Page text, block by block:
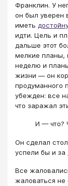
Франклин. У
он был уверен
иметь
идти. Цель и
дальше этот
мелкие планы,
неделю и
жизни — он
продуманного
убежден: все
что заражал
И — что?
Он сделал
успели бы и за
Все
жаловаться не